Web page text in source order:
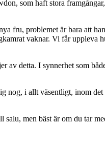
som haft stora
fru, problemet är bara att
vaknar. Vi får uppleva
av detta. I synnerhet som
nog, i allt väsentligt, inom det
men bäst är om du tar